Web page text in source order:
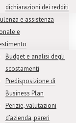
dichiarazioni dei redditi
e assistenza
e
Budget e analisi degli
scostamenti
Predisposizione di
Business Plan
Perizie, valutazioni
d’azienda, pareri